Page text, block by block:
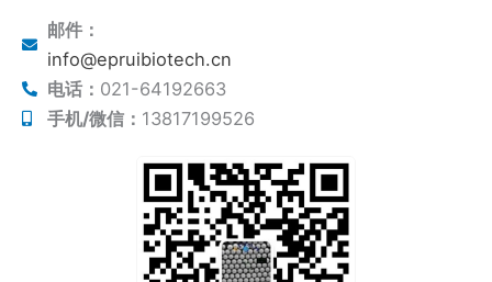
邮件：
info@epruibiotech.cn
电话： 021-64192663
手机/微信： 13817199526